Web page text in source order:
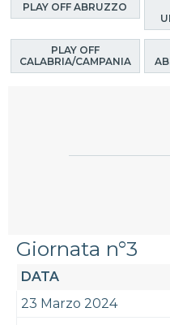
PLAY OFF ABRUZZO
PLAY OFF
CALABRIA/CAMPANIA
Giornata n°3
DATA
23 Marzo 2024